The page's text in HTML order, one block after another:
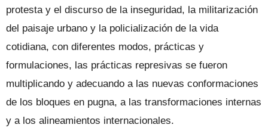
protesta y el discurso de la inseguridad, la militarización
del paisaje urbano y la policialización de la vida
cotidiana, con diferentes modos, prácticas y
formulaciones, las prácticas represivas se fueron
multiplicando y adecuando a las nuevas conformaciones
de los bloques en pugna, a las transformaciones internas
y a los alineamientos internacionales.